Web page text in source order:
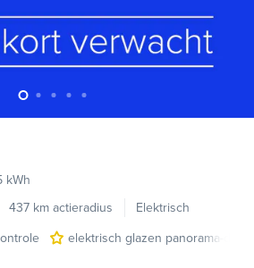
kWh
437 km actieradius
Elektrisch
elektrisch glazen panorama-dak